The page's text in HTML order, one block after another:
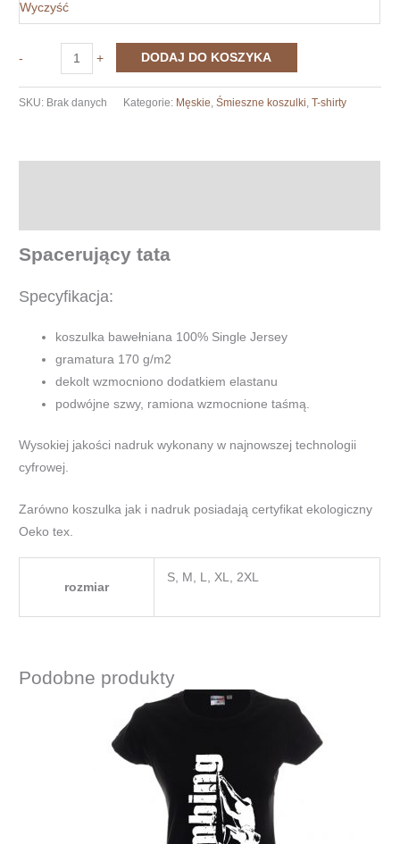
Wyczyść
-
walking
+ DODAJ DO KOSZYKA
SKU: Brak danych Kategorie: Męskie ,Śmieszne koszulki ,T-shirty
Spacerujący tata
Specyfikacja:
koszulka bawełniana 100% Single Jersey
gramatura 170 g/m2
dekolt wzmocniono dodatkiem elastanu
podwójne szwy, ramiona wzmocnione taśmą.
Wysokiej jakości nadruk wykonany w najnowszej technologii
cyfrowej.
Zarówno koszulka jak i nadruk posiadają certyfikat ekologiczny
Oeko tex.
rozmiar
S, M, L, XL, 2XL
Podobne produkty